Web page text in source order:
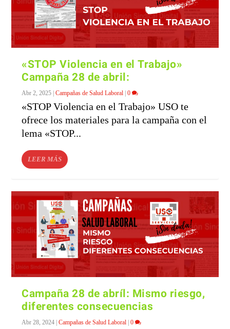
«STOP Violencia en el Trabajo»
Campaña 28 de abril:
Abr 2, 2025 |Campañas de Salud Laboral |0
«STOP Violencia en el Trabajo» USO te
ofrece los materiales para la campaña con el
lema «STOP...
LEER MÁS
Campaña 28 de abríl: Mismo riesgo,
diferentes consecuencias
Abr 28, 2024 |Campañas de Salud Laboral |0